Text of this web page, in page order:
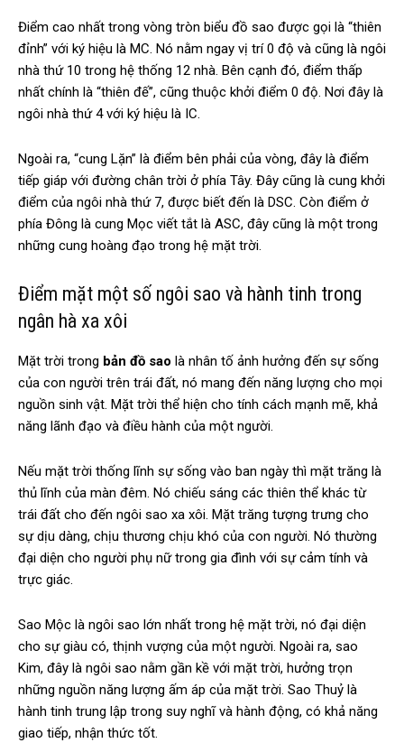
Điểm cao nhất trong vòng tròn biểu đồ sao được gọi là “thiên
đỉnh” với ký hiệu là MC. Nó nằm ngay vị trí 0 độ và cũng là ngôi
nhà thứ 10 trong hệ thống 12 nhà. Bên cạnh đó, điểm thấp
nhất chính là “thiên đế”, cũng thuộc khởi điểm 0 độ. Nơi đây là
ngôi nhà thứ 4 với ký hiệu là IC.
Ngoài ra, “cung Lặn” là điểm bên phải của vòng, đây là điểm
tiếp giáp với đường chân trời ở phía Tây. Đây cũng là cung khởi
điểm của ngôi nhà thứ 7, được biết đến là DSC. Còn điểm ở
phía Đông là cung Mọc viết tắt là ASC, đây cũng là một trong
những cung hoàng đạo trong hệ mặt trời.
Điểm mặt một số ngôi sao và hành tinh trong
ngân hà xa xôi
Mặt trời trong bản đồ sao là nhân tố ảnh hưởng đến sự sống
của con người trên trái đất, nó mang đến năng lượng cho mọi
nguồn sinh vật. Mặt trời thể hiện cho tính cách mạnh mẽ, khả
năng lãnh đạo và điều hành của một người.
Nếu mặt trời thống lĩnh sự sống vào ban ngày thì mặt trăng là
thủ lĩnh của màn đêm. Nó chiếu sáng các thiên thể khác từ
trái đất cho đến ngôi sao xa xôi. Mặt trăng tượng trưng cho
sự dịu dàng, chịu thương chịu khó của con người. Nó thường
đại diện cho người phụ nữ trong gia đình với sự cảm tính và
trực giác.
Sao Mộc là ngôi sao lớn nhất trong hệ mặt trời, nó đại diện
cho sự giàu có, thịnh vượng của một người. Ngoài ra, sao
Kim, đây là ngôi sao nằm gần kề với mặt trời, hưởng trọn
những nguồn năng lượng ấm áp của mặt trời. Sao Thuỷ là
hành tinh trung lập trong suy nghĩ và hành động, có khả năng
giao tiếp, nhận thức tốt.